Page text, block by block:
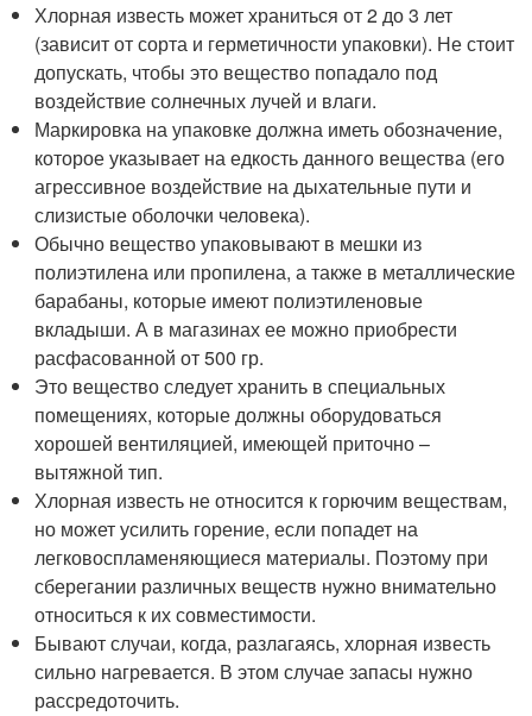
Хлорная известь может храниться от 2 до 3 лет
(зависит от сорта и герметичности упаковки). Не стоит
допускать, чтобы это вещество попадало под
воздействие солнечных лучей и влаги.
Маркировка на упаковке должна иметь обозначение,
которое указывает на едкость данного вещества (его
агрессивное воздействие на дыхательные пути и
слизистые оболочки человека).
Обычно вещество упаковывают в мешки из
полиэтилена или пропилена, а также в металлические
барабаны, которые имеют полиэтиленовые
вкладыши. А в магазинах ее можно приобрести
расфасованной от 500 гр.
Это вещество следует хранить в специальных
помещениях, которые должны оборудоваться
хорошей вентиляцией, имеющей приточно –
вытяжной тип.
Хлорная известь не относится к горючим веществам,
но может усилить горение, если попадет на
легковоспламеняющиеся материалы. Поэтому при
сберегании различных веществ нужно внимательно
относиться к их совместимости.
Бывают случаи, когда, разлагаясь, хлорная известь
сильно нагревается. В этом случае запасы нужно
рассредоточить.